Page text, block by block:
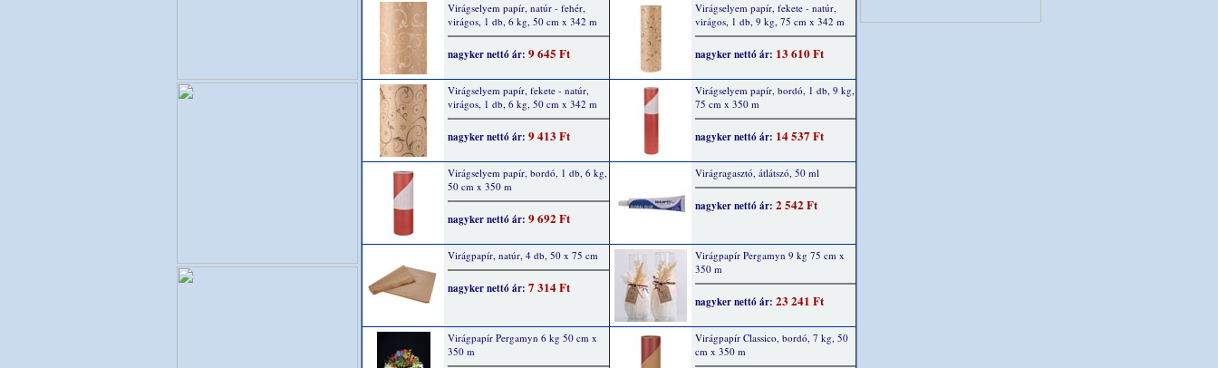
Virágselyem papír, natúr - fehér,
virágos, 1 db, 6 kg, 50 cm x 342 m
nagyker nettó ár: 9 645 Ft
Virágselyem papír, fekete - natúr,
virágos, 1 db, 9 kg, 75 cm x 342 m
nagyker nettó ár: 13 610 Ft
Virágselyem papír, fekete - natúr,
virágos, 1 db, 6 kg, 50 cm x 342 m
nagyker nettó ár: 9 413 Ft
Virágselyem papír, bordó, 1 db, 9 kg,
75 cm x 350 m
nagyker nettó ár: 14 537 Ft
Virágselyem papír, bordó, 1 db, 6 kg,
50 cm x 350 m
nagyker nettó ár: 9 692 Ft
Virágragasztó, átlátszó, 50 ml
nagyker nettó ár: 2 542 Ft
Virágpapír, natúr, 4 db, 50 x 75 cm
nagyker nettó ár: 7 314 Ft
Virágpapír Pergamyn 9 kg 75 cm x
350 m
nagyker nettó ár: 23 241 Ft
Virágpapír Pergamyn 6 kg 50 cm x
350 m
Virágpapír Classico, bordó, 7 kg, 50
cm x 350 m